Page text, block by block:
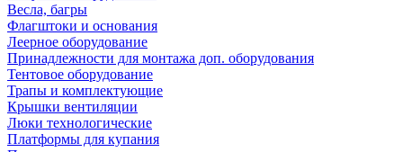
Весла, багры
Флагштоки и основания
Леерное оборудование
Принадлежности для монтажа доп. оборудования
Тентовое оборудование
Трапы и комплектующие
Крышки вентиляции
Люки технологические
Платформы для купания